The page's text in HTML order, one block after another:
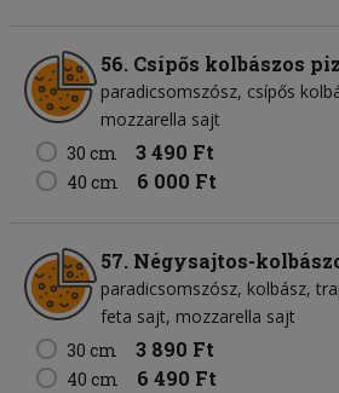
56. Csípős kolbászos
paradicsomszósz csípős
mozzarella sajt
30 cm
3 490 Ft
40 cm 6 000 Ft
57. Négysajtos-
paradicsomszósz kolbász
feta sajt mozzarella sajt
30 cm
3 890 Ft
40 cm 6 490 Ft